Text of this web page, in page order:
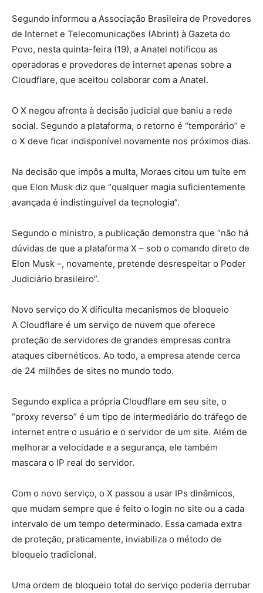
Segundo informou a Associação Brasileira de Provedores
de Internet e Telecomunicações (Abrint) à Gazeta do
Povo, nesta quinta-feira (19), a Anatel notificou as
operadoras e provedores de internet apenas sobre a
Cloudflare, que aceitou colaborar com a Anatel.
O X negou afronta à decisão judicial que baniu a rede
social. Segundo a plataforma, o retorno é “temporário” e
o X deve ficar indisponível novamente nos próximos dias.
Na decisão que impôs a multa, Moraes citou um tuíte em
que Elon Musk diz que “qualquer magia suficientemente
avançada é indistinguível da tecnologia”.
Segundo o ministro, a publicação demonstra que “não há
dúvidas de que a plataforma X – sob o comando direto de
Elon Musk –, novamente, pretende desrespeitar o Poder
Judiciário brasileiro”.
Novo serviço do X dificulta mecanismos de bloqueio
A Cloudflare é um serviço de nuvem que oferece
proteção de servidores de grandes empresas contra
ataques cibernéticos. Ao todo, a empresa atende cerca
de 24 milhões de sites no mundo todo.
Segundo explica a própria Cloudflare em seu site, o
“proxy reverso” é um tipo de intermediário do tráfego de
internet entre o usuário e o servidor de um site. Além de
melhorar a velocidade e a segurança, ele também
mascara o IP real do servidor.
Com o novo serviço, o X passou a usar IPs dinâmicos,
que mudam sempre que é feito o login no site ou a cada
intervalo de um tempo determinado. Essa camada extra
de proteção, praticamente, inviabiliza o método de
bloqueio tradicional.
Uma ordem de bloqueio total do serviço poderia derrubar